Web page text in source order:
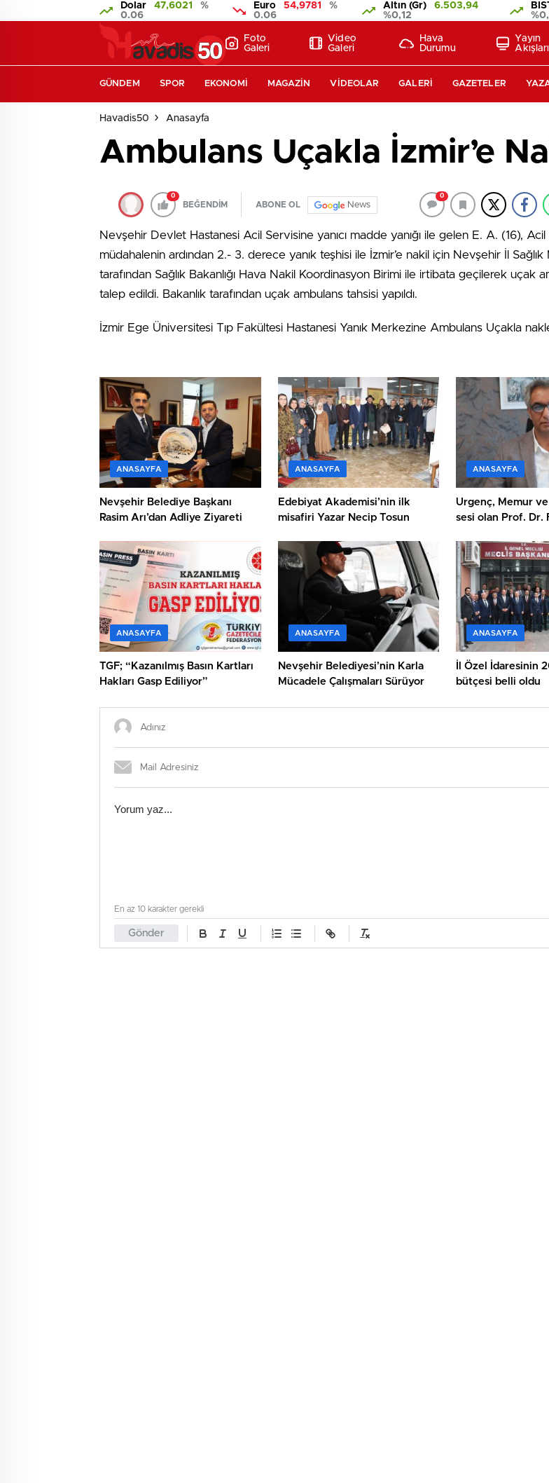
Dolar 47,6021
%
0.06
Euro 54,9781
%
0.06
Altın (Gr)
6.503,94
%0,12
Foto
Galeri
Video
Galeri
Hava
Durumu
Yayın
Akışları
GÜNDEM SPOR EKONOMI MAGAZIN VIDEOLAR GALERI GAZETELER
Havadis50 Anasayfa
Ambulans Uçakla İzmir’e
0
BEĞENDİM ABONE OL News
0
Nevşehir Devlet Hastanesi Acil Servisine yanıcı madde yanığı ile gelen E. A. (16),
müdahalenin ardından 2.- 3. derece yanık teşhisi ile İzmir’e nakil için Nevşehir İl Sağlık
tarafından Sağlık Bakanlığı Hava Nakil Koordinasyon Birimi ile irtibata geçilerek uçak
talep edildi. Bakanlık tarafından uçak ambulans tahsisi yapıldı.
İzmir Ege Üniversitesi Tıp Fakültesi Hastanesi Yanık Merkezine Ambulans Uçakla
ANASAYFA
Nevşehir Belediye Başkanı
Rasim Arı’dan Adliye Ziyareti
ANASAYFA
Edebiyat Akademisi’nin ilk
misafiri Yazar Necip Tosun
ANASAYFA
Urgenç, Memur
sesi olan Prof. Dr.
ANASAYFA
TGF; “Kazanılmış Basın Kartları
Hakları Gasp Ediliyor”
ANASAYFA
Nevşehir Belediyesi’nin Karla
Mücadele Çalışmaları Sürüyor
ANASAYFA
İl Özel İdaresinin
bütçesi belli oldu
Gönder
En az 10 karakter gerekli